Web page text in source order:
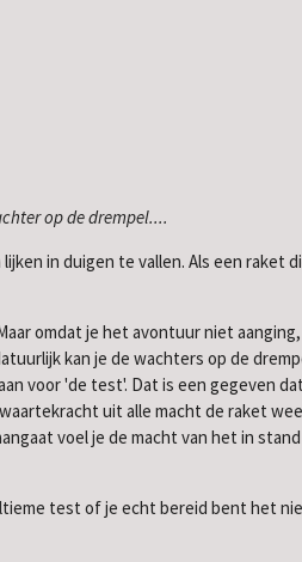
op de drempel....
in duigen te vallen. Als een raket
omdat je het avontuur niet
kan je de wachters op de
voor 'de test'. Dat is een gegeven
uit alle macht de raket
voel je de macht van het in
test of je echt bereid bent het